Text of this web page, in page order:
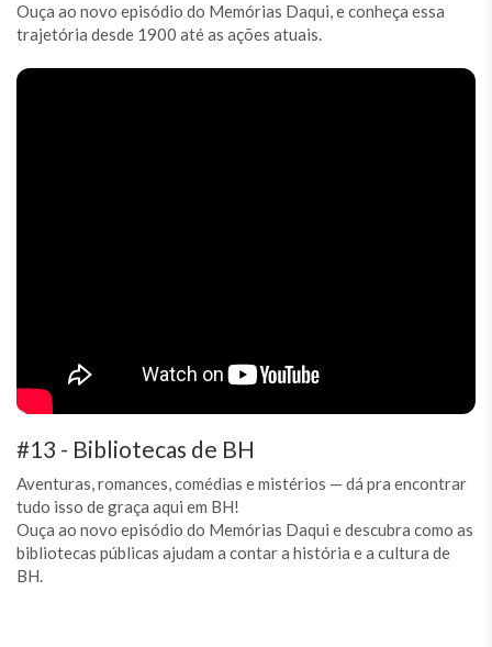
Ouça ao novo episódio do Memórias Daqui, e conheça essa
trajetória desde 1900 até as ações atuais.
#13 - Bibliotecas de BH
Aventuras, romances, comédias e mistérios — dá pra encontrar
tudo isso de graça aqui em BH!
Ouça ao novo episódio do Memórias Daqui e descubra como as
bibliotecas públicas ajudam a contar a história e a cultura de
BH.